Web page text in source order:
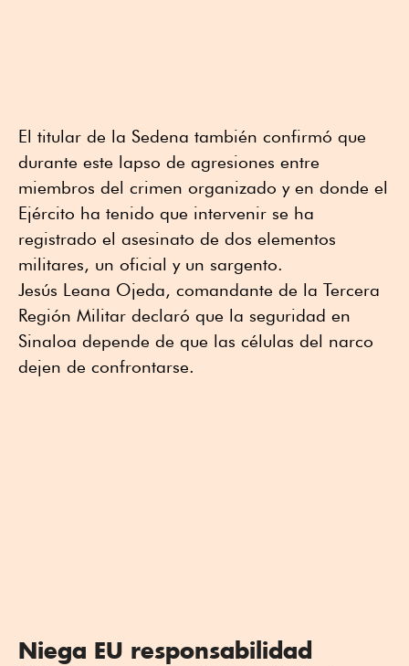
El titular de la Sedena también confirmó que
durante este lapso de agresiones entre
miembros del crimen organizado y en donde el
Ejército ha tenido que intervenir se ha
registrado el asesinato de dos elementos
militares, un oficial y un sargento.
Jesús Leana Ojeda, comandante de la Tercera
Región Militar declaró que la seguridad en
Sinaloa depende de que las células del narco
dejen de confrontarse.
Niega EU responsabilidad